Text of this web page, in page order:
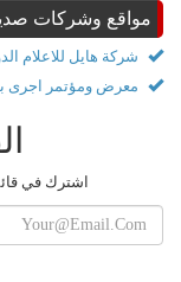
مواقع وشركات
شركة هايل للاعلام
معرض ومؤتمر اجرى
اشترك في